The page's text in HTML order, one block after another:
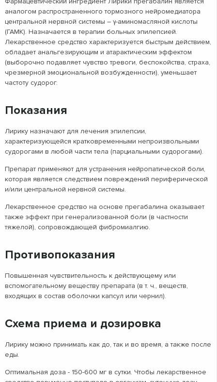
аналогом распространенного тормозного нейромедиатора
центральной нервной системы – γ-аминомасляной кислоты
(ГАМК). Назначается в терапии больных эпилепсией.
Лекарственное средство характеризуется быстрым действием,
обладает анальгезирующим и атарактическим эффектом
(выборочно подавляет чувство тревоги, беспокойства, страха,
чрезмерной эмоциональной возбужденности), уменьшает
частоту судорог.
Показания
Лирику назначают для лечения эпилепсии,
характеризующейся кратковременными непроизвольными
судорогами в любой части тела (парциальными судорогами).
Препарат применяют для устранения нейропатической боли,
которая является следствием повреждений периферической
и/или центральной нервной системы.
Лекарственное средство на основе прегабалина оказывает
также эффект при генерализованной боли (в частности
тяжелой), сопровождающей фибромиалгию.
Противопоказания
Повышенная чувствительность к действующему или
вспомогательному веществу препарата (в т. ч., веществ,
входящих в состав оболочки капсул или чернил).
Схема приема и дозировка
Лирику можно принимать как до, так и во время, а также после
еды.
Оптимальная доза - 150-600 мг в сутки. Чтобы лекарственное